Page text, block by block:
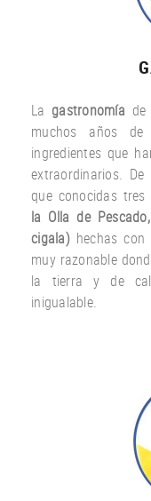
La gastronomía de
muchos años
de
ingredientes que
extraordinarios. De
que conocidas tres
la Olla de Pescado,
cigala) hechas con
muy razonable
la tierra y de
inigualable.